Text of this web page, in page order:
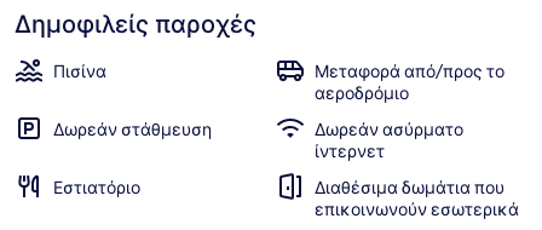
τα
αγαπημένα
των
ί
α
β
α
μ
ο
Δημοφιλείς παροχές
Πισίνα
Μεταφορά από/προς το
αεροδρόμιο
Δωρεάν στάθμευση
Δωρεάν ασύρματο
ίντερνετ
Εστιατόριο
Διαθέσιμα δωμάτια που
επικοινωνούν εσωτερικά